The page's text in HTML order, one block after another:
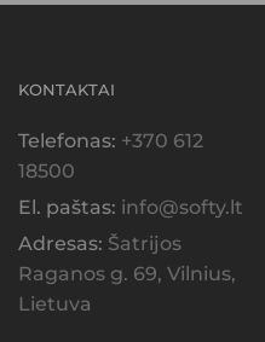
KONTAKTAI
Telefonas: +370 612
18500
El. paštas: info@softy.lt
Adresas: Šatrijos
Raganos g. 69, Vilnius,
Lietuva